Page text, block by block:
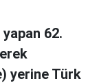
62.
yerine Türk